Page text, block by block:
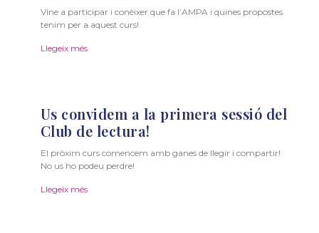
Vine a participar i conèixer que fa l’AMPA i quines propostes
tenim per a aquest curs!
Llegeix més
Us convidem a la primera sessió del
Club de lectura!
El pròxim curs comencem amb ganes de llegir i compartir!
No us ho podeu perdre!
Llegeix més